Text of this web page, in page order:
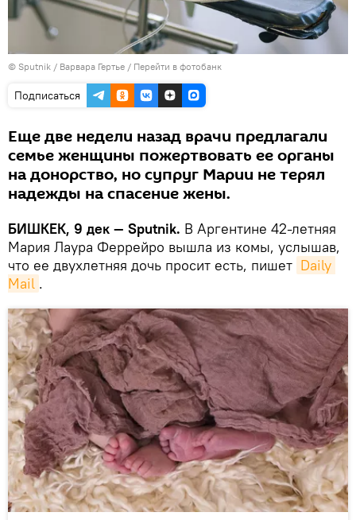
© Sputnik / Варвара Гертье / Перейти в фотобанк
Подписаться
Еще две недели назад врачи предлагали
семье женщины пожертвовать ее органы
на донорство, но супруг Марии не терял
надежды на спасение жены.
БИШКЕК, 9 дек — Sputnik. В Аргентине 42-летняя
Мария Лаура Феррейро вышла из комы, услышав,
что ее двухлетняя дочь просит есть, пишет Daily
Mail .